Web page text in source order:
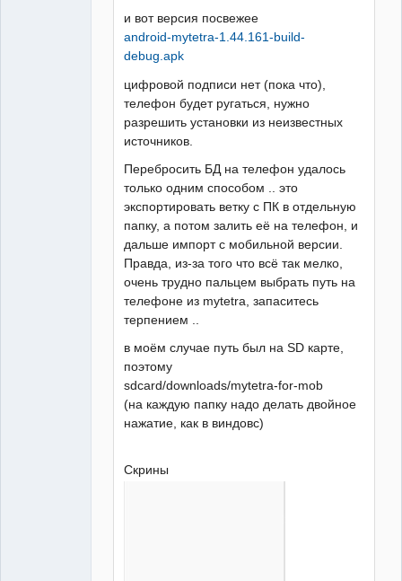
и вот версия посвежее
android-mytetra-1.44.161-build-
debug.apk
цифровой подписи нет (пока что),
телефон будет ругаться, нужно
разрешить установки из неизвестных
источников.
Перебросить БД на телефон удалось
только одним способом .. это
экспортировать ветку с ПК в отдельную
папку, а потом залить её на телефон, и
дальше импорт с мобильной версии.
Правда, из-за того что всё так мелко,
очень трудно пальцем выбрать путь на
телефоне из mytetra, запаситесь
терпением ..
в моём случае путь был на SD карте,
поэтому
sdcard/downloads/mytetra-for-mob
(на каждую папку надо делать двойное
нажатие, как в виндовс)
Скрины